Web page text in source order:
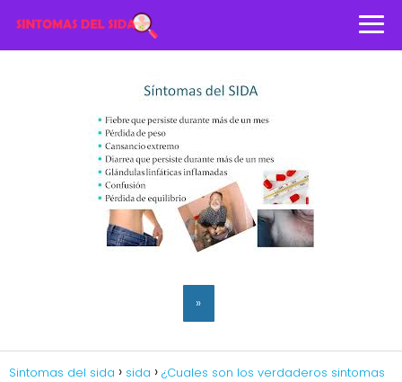
»
Sintomas del sida sida
¿Cuales son los verdaderos sintomas